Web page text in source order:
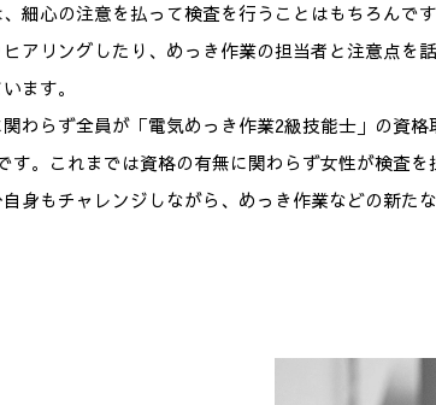
細心の注意を払って検査を行うことはもちろん
アリングしたり、めっき作業の担当者と注意点を
ます。
わらず全員が「電気めっき作業2級技能士」の資
す。これまでは資格の有無に関わらず女性が検査
身もチャレンジしながら、めっき作業などの新